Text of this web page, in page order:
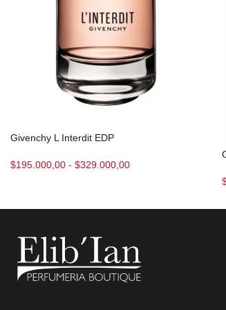
Givenchy L Interdit EDP
$195.000,00 - $329.000,00